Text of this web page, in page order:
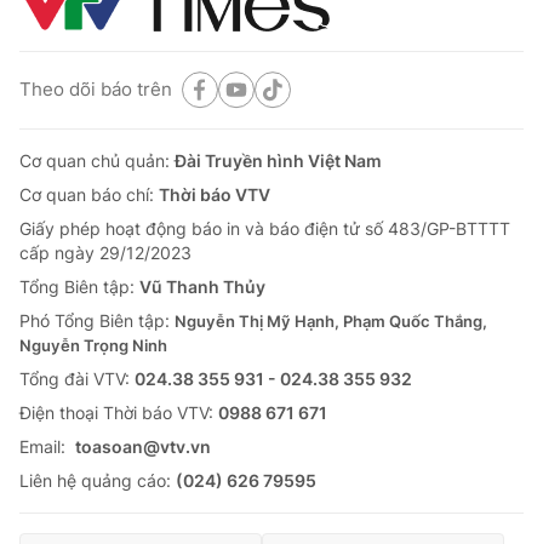
Theo dõi báo trên
Cơ quan chủ quản:Đài Truyền hình Việt Nam
Cơ quan báo chí: Thời báo VTV
Giấy phép hoạt động báo in và báo điện tử số 483/GP-BTTTT
cấp ngày 29/12/2023
Tổng Biên tập: Vũ Thanh Thủy
Phó Tổng Biên tập: Nguyễn Thị Mỹ Hạnh, Phạm Quốc Thắng,
Nguyễn Trọng Ninh
Tổng đài VTV: 024.38 355 931 - 024.38 355 932
Ðiện thoại Thời báo VTV: 0988 671 671
Email: toasoan@vtv.vn
Liên hệ quảng cáo: (024) 626 79595